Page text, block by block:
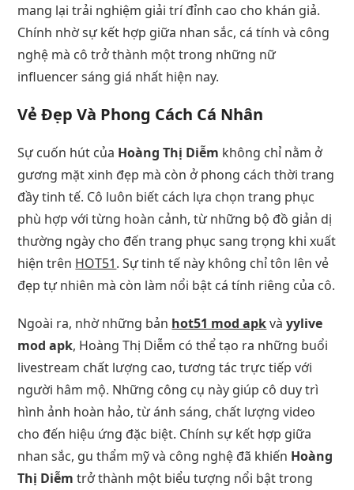
mang lại trải nghiệm giải trí đỉnh cao cho khán giả.
Chính nhờ sự kết hợp giữa nhan sắc, cá tính và công
nghệ mà cô trở thành một trong những nữ
influencer sáng giá nhất hiện nay.
Vẻ Đẹp Và Phong Cách Cá Nhân
Sự cuốn hút của Hoàng Thị Diễm không chỉ nằm ở
gương mặt xinh đẹp mà còn ở phong cách thời trang
đầy tinh tế. Cô luôn biết cách lựa chọn trang phục
phù hợp với từng hoàn cảnh, từ những bộ đồ giản dị
thường ngày cho đến trang phục sang trọng khi xuất
hiện trên HOT51. Sự tinh tế này không chỉ tôn lên vẻ
đẹp tự nhiên mà còn làm nổi bật cá tính riêng của cô.
Ngoài ra, nhờ những bản hot51 mod apkvàyylive
mod apk, Hoàng Thị Diễm có thể tạo ra những buổi
livestream chất lượng cao, tương tác trực tiếp với
người hâm mộ. Những công cụ này giúp cô duy trì
hình ảnh hoàn hảo, từ ánh sáng, chất lượng video
cho đến hiệu ứng đặc biệt. Chính sự kết hợp giữa
nhan sắc, gu thẩm mỹ và công nghệ đã khiến Hoàng
Thị Diễm trở thành một biểu tượng nổi bật trong